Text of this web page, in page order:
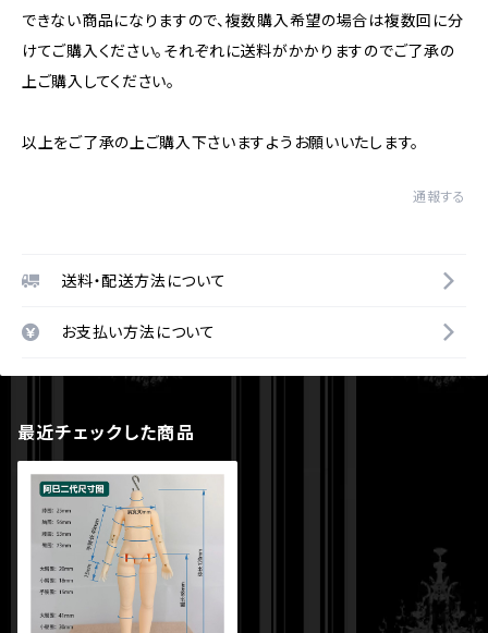
できない商品になりますので、複数購入希望の場合は複数回に分
けてご購入ください。それぞれに送料がかかりますのでご了承の
上ご購入してください。
以上をご了承の上ご購入下さいますようお願いいたします。
通報する
送料・配送方法について
お支払い方法について
最近チェックした商品